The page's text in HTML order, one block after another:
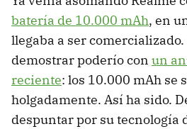
batería de 10.000 mAh, en
llegaba a ser comercializado.
demostrar poderío con un
reciente: los 10.000 mAh se
holgadamente. Así ha sido.
despuntar por su tecnología